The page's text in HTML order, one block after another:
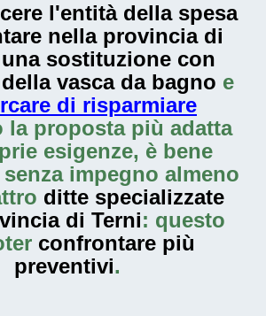
l'entità della spesa
nella provincia di
sostituzione con
vasca da bagno e
di risparmiare
la proposta più adatta
esigenze, è bene
impegno almeno
ditte specializzate
di Terni: questo
confrontare più
preventivi.